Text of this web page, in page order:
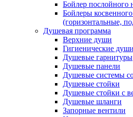
Бойлер послойного
Бойлеры
(горизонтальные,
Душевая программа
Верхние души
Гигиенические души
Душевые гарнитуры
Душевые панели
Душевые системы
Душевые стойки
Душевые стойки с
Душевые шланги
Запорные вентили